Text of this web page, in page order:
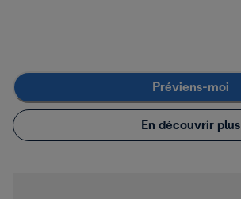
Préviens-moi
En découvrir plus